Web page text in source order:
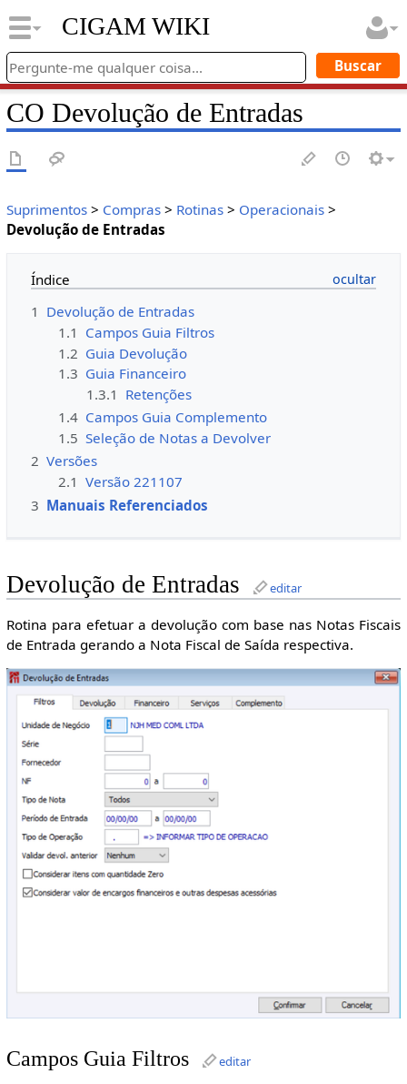
CIGAM WIKI
CO Devolução de Entradas
Suprimentos> Compras> Rotinas> Operacionais>
Devolução de Entradas
Índice
1 Devolução de Entradas
1.1 Campos Guia Filtros
1.2 Guia Devolução
1.3 Guia Financeiro
1.3.1 Retenções
1.4 Campos Guia Complemento
1.5 Seleção de Notas a Devolver
2 Versões
2.1 Versão 221107
3 Manuais Referenciados
Devolução de Entradas editar
Rotina para efetuar a devolução com base nas Notas Fiscais
de Entrada gerando a Nota Fiscal de Saída respectiva.
Campos Guia Filtros editar